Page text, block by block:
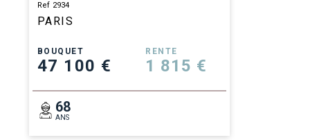
Ref 2934
PARIS
BOUQUET
47 100 €
RENTE
1 815 €
68
ANS